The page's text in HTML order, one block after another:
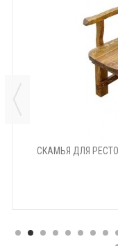
СКАМЬЯ ДЛЯ